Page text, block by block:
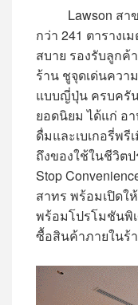
Lawson ส
กว่า 241 ตารางเ
สบาย รองรับลูก
ร้าน ชูจุดเด่นคว
แบบญี่ปุ่น ครบครั
ยอดนิยม ได้แก่ อ
ดื่มและเบเกอรี่พ
ถึงของใช้ในชีวิต
Stop
สาทร พร้อมเปิด
พร้อมโปรโมชันพิ
ซื้อสินค้าภายในร้